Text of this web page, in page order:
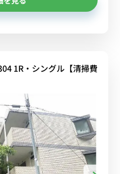
1R・シングル【清掃費